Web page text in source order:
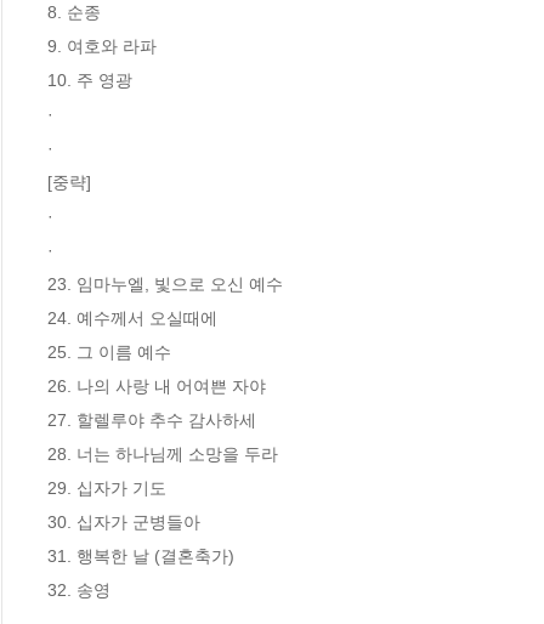
8. 순종
9. 여호와 라파
10. 주 영광
·
·
[중략]
·
·
23. 임마누엘, 빛으로 오신 예수
24. 예수께서 오실때에
25. 그 이름 예수
26. 나의 사랑 내 어여쁜 자야
27. 할렐루야 추수 감사하세
28. 너는 하나님께 소망을 두라
29. 십자가 기도
30. 십자가 군병들아
31. 행복한 날 (결혼축가)
32. 송영